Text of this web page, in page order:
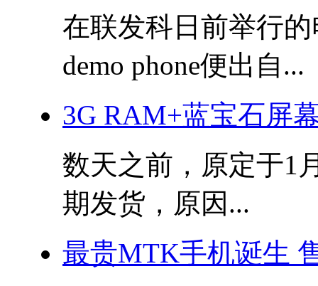
在联发科日前举行
demo phone便出自...
3G RAM+蓝宝石屏
数天之前，原定于1
期发货，原因...
最贵MTK手机诞生